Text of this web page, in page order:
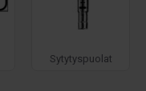
Sytytyspuolat